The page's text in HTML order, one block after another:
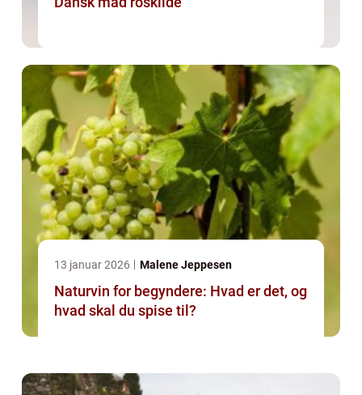
13 januar 2026 Malene Jeppesen
Naturvin for begyndere: Hvad er det, og
hvad skal du spise til?